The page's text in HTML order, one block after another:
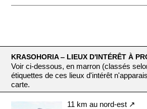
KRASOHORIA ‒ LIEUX D'INTÉRÊT À
Voir ci-dessous, en marron (classés
étiquettes de ces lieux d'intérêt
carte.
11 km au nord-est ↗